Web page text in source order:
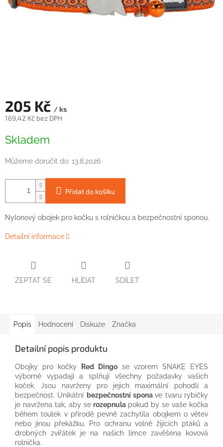
205 Kč / ks
169,42 Kč bez DPH
cena:
Skladem
Můžeme doručit do: 13.8.2026
Přidat do košíku
Nylonový obojek pro kočku s rolničkou a bezpečnostní sponou.
Detailní informace
ZEPTAT SE HLÍDAT SDÍLET
Popis Hodnocení Diskuze Značka
Detailní popis produktu
Obojky pro kočky Red Dingo se vzorem SNAKE EYES
výborně vypadají a splňují všechny požadavky vašich
koček. Jsou navrženy pro jejich maximální pohodlí a
bezpečnost. Unikátní bezpečnostní sponave tvaru rybičky
je navržena tak, aby serozepnulapokud by se vaše kočka
během toulek v přírodě pevně zachytila obojkem o větev
nebo jinou překážku. Pro ochranu volně žijících ptáků a
drobných zvířátek je na našich límce zavěšena kovová
rolnička.